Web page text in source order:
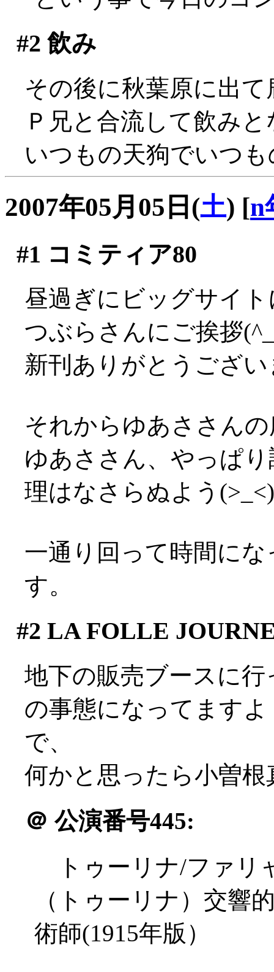
#2 飲み
その後に秋葉原に出
Ｐ兄と合流して飲み
いつもの天狗でいつ
2007年05月05日(土) [n
#1 コミティア80
昼過ぎにビッグサイ
つぶらさんにご挨拶
新刊ありがとうござ
それからゆあささん
ゆあささん、やっぱ
理はなさらぬよう(>_<)
一通り回って時間に
す。
#2 LA FOLLE
地下の販売ブースに
の事態になってます
で、
何かと思ったら小曽
＠ 公演番号445:
トゥーリナ/ファリ
（トゥーリナ）交響
術師(1915年版）